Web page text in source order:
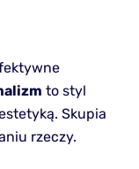
to styl
Skupia
rzeczy.